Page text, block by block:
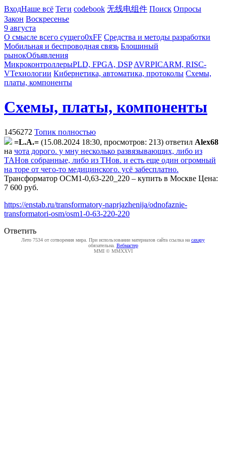
ВходНаше всё Теги codebook 无线电组件 Поиск Опросы
Закон Воскресенье
9 августа
О смысле всего сущего0xFF Средства и методы разработки
Мобильная и беспроводная связь Блошиный
рынокОбъявления
МикроконтроллерыPLD, FPGA, DSP AVRPICARM, RISC-
VТехнологии Кибернетика, автоматика, протоколы Схемы,
платы, компоненты
Схемы, платы, компоненты
1456272 Топик полностью
=L.A.= (15.08.2024 18:30, просмотров: 213) ответил Alex68
на чота дорого. у мну несколько развязывающих, либо из
ТАНов собранные, либо из ТНов. и есть еще один огромный
на торе от чего-то медицинского. усё забесплатно.
Трансформатор ОСМ1-0,63-220_220 – купить в Москве Цена:
7 600 руб.
https://enstab.ru/transformatory-naprjazhenija/odnofaznie-
transformatori-osm/osm1-0-63-220-220
Ответить
Лето 7534 от сотворения мира. При использовании материалов сайта ссылка на caxapу
обязательна. Вебмастер
MMI © MMXXVI